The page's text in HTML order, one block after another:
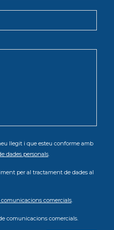
llegit i que esteu conforme amb
dades personals.
per al tractament de dades al
comunicacions comercials.
comunicacions comercials.